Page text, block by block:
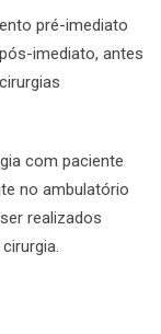
pré-imediato
imediato, antes
com paciente
no ambulatório
realizados